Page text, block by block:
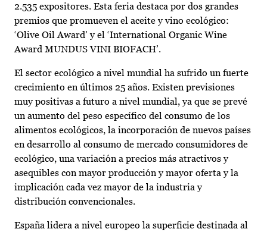
2.535 expositores. Esta feria destaca por dos grandes
premios que promueven el aceite y vino ecológico:
‘Olive Oil Award’ y el ‘International Organic Wine
Award MUNDUS VINI BIOFACH’.
El sector ecológico a nivel mundial ha sufrido un fuerte
crecimiento en últimos 25 años. Existen previsiones
muy positivas a futuro a nivel mundial, ya que se prevé
un aumento del peso específico del consumo de los
alimentos ecológicos, la incorporación de nuevos países
en desarrollo al consumo de mercado consumidores de
ecológico, una variación a precios más atractivos y
asequibles con mayor producción y mayor oferta y la
implicación cada vez mayor de la industria y
distribución convencionales.
España lidera a nivel europeo la superficie destinada al